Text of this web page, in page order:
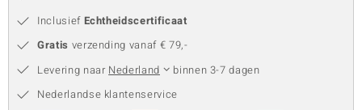
Inclusief Echtheidscertificaat
Gratis verzending vanaf € 79,-
Levering naar Nederland
binnen 3-7 dagen
Nederlandse klantenservice